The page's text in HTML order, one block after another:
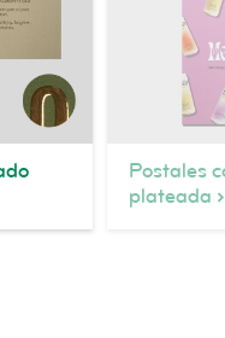
Postales
plateada